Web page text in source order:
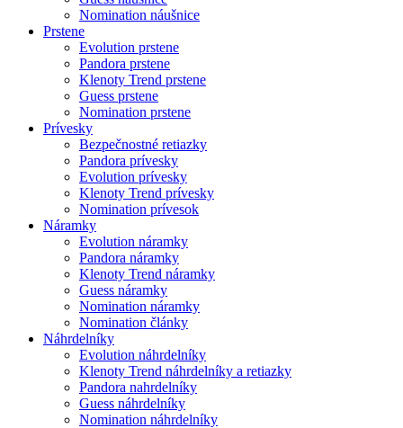
Nomination náušnice
Prstene
Evolution prstene
Pandora prstene
Klenoty Trend prstene
Guess prstene
Nomination prstene
Prívesky
Bezpečnostné retiazky
Pandora prívesky
Evolution prívesky
Klenoty Trend prívesky
Nomination prívesok
Náramky
Evolution náramky
Pandora náramky
Klenoty Trend náramky
Guess náramky
Nomination náramky
Nomination články
Náhrdelníky
Evolution náhrdelníky
Klenoty Trend náhrdelníky a retiazky
Pandora nahrdelníky
Guess náhrdelníky
Nomination náhrdelníky